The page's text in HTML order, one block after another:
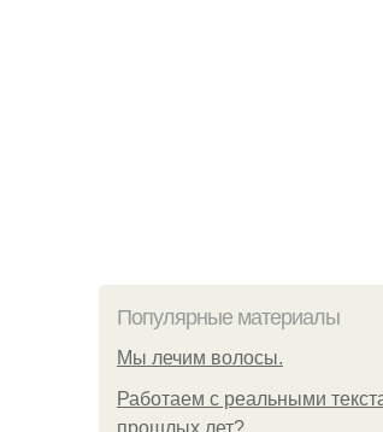
Популярные материалы
Мы лечим волосы.
Работаем с реальными
прошлых лет?